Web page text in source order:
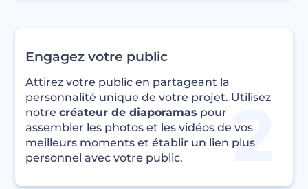
Engagez votre public
Attirez votre public en partageant la
personnalité unique de votre projet. Utilisez
notrecréateur de diaporamas pour
assembler les photos et les vidéos de vos
meilleurs moments et établir un lien plus
personnel avec votre public.